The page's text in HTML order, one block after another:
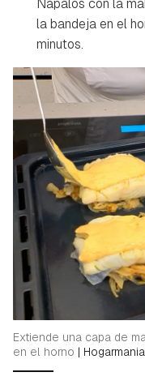
Nápalos con la
la bandeja en el
minutos.
Extiende una capa de
en el horno | Hogarmania